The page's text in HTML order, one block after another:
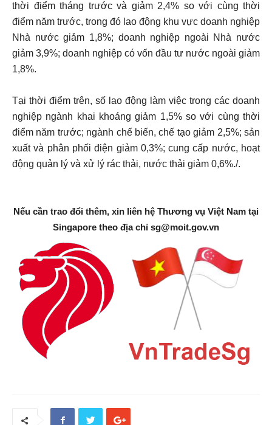
thời điểm tháng trước và giảm 2,4% so với cùng thời
điểm năm trước, trong đó lao động khu vực doanh nghiệp
Nhà nước giảm 1,8%; doanh nghiệp ngoài Nhà nước
giảm 3,9%; doanh nghiệp có vốn đầu tư nước ngoài giảm
1,8%.
Tại thời điểm trên, số lao động làm việc trong các doanh
nghiệp ngành khai khoáng giảm 1,5% so với cùng thời
điểm năm trước; ngành chế biến, chế tạo giảm 2,5%; sản
xuất và phân phối điện giảm 0,3%; cung cấp nước, hoạt
động quản lý và xử lý rác thải, nước thải giảm 0,6%./.
Nếu cần trao đổi thêm, xin liên hệ Thương vụ Việt Nam tại
Singapore theo địa chỉ sg@moit.gov.vn